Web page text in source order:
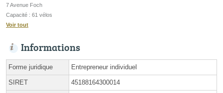
7 Avenue Foch
Capacité : 61 vélos
Voir tout
Informations
Forme juridique Entrepreneur individuel
SIRET 45188164300014